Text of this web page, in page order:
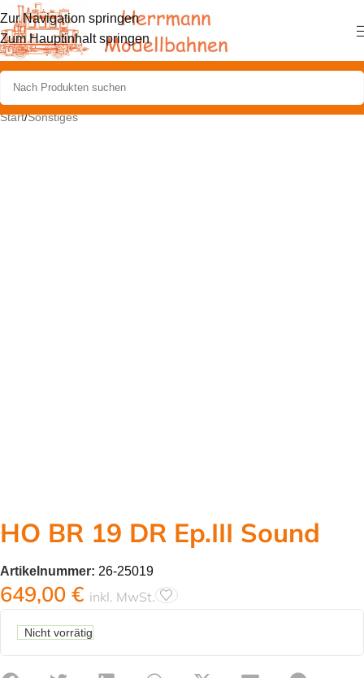
Zur Navigation springen
Zum Hauptinhalt springen
Start/Sonstiges
HO BR 19 DR Ep.III Sound
Artikelnummer: 26-25019
649,00 € inkl. MwSt.
Nicht vorrätig